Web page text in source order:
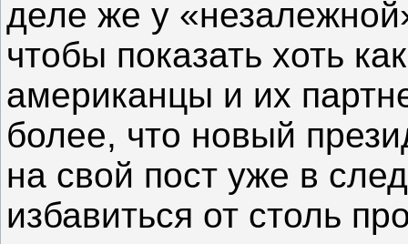
деле же у
чтобы показать хоть
американцы и их
более, что новый
на свой пост уже в
избавиться от столь